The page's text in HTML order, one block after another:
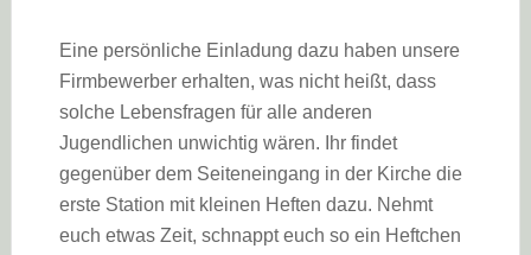
Eine persönliche Einladung dazu haben unsere
Firmbewerber erhalten, was nicht heißt, dass
solche Lebensfragen für alle anderen
Jugendlichen unwichtig wären. Ihr findet
gegenüber dem Seiteneingang in der Kirche die
erste Station mit kleinen Heften dazu. Nehmt
euch etwas Zeit, schnappt euch so ein Heftchen